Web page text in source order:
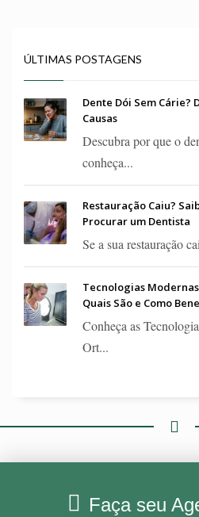
ÚLTIMAS POSTAGENS
Dente Dói Sem Cárie?
Causas
Descubra por que o
conheça...
Restauração Caiu?
Procurar um Dentista
Se a sua restauração
Tecnologias
Quais São e Como
Conheça as
Ort...
Faça seu